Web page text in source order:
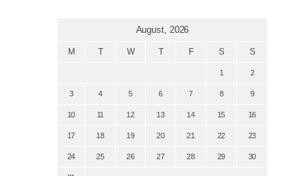
August, 2026
M T W T F S S
1 2
3 4 5 6 7 8 9
10 11 12 13 14 15 16
17 18 19 20 21 22 23
24 25 26 27 28 29 30